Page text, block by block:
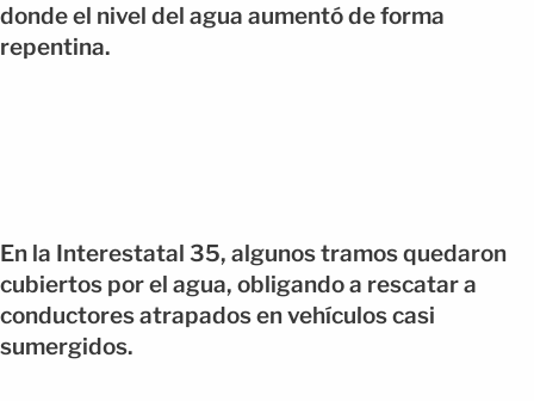
donde el nivel del agua aumentó de forma
repentina.
En la Interestatal 35, algunos tramos quedaron
cubiertos por el agua, obligando a rescatar a
conductores atrapados en vehículos casi
sumergidos.